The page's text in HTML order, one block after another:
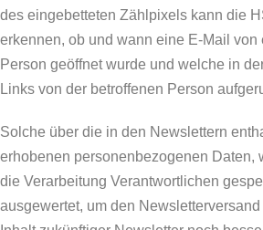
des eingebetteten Zählpixels kann die
erkennen, ob und wann eine E-Mail von
Person geöffnet wurde und welche in
Links von der betroffenen Person
Solche über die in den Newslettern
erhobenen personenbezogenen Daten,
die Verarbeitung Verantwortlichen
ausgewertet, um den